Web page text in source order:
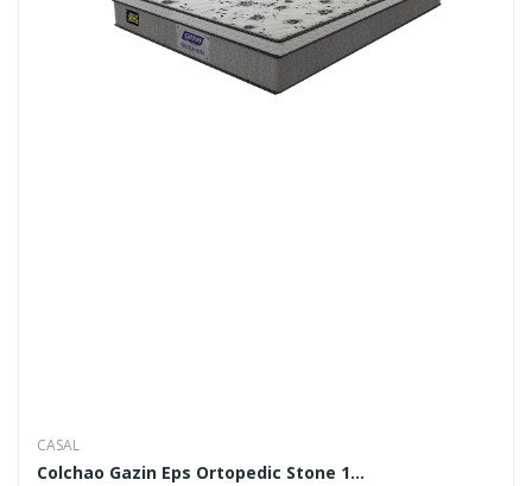
CASAL
Colchao Gazin Eps Ortopedic Stone 1...